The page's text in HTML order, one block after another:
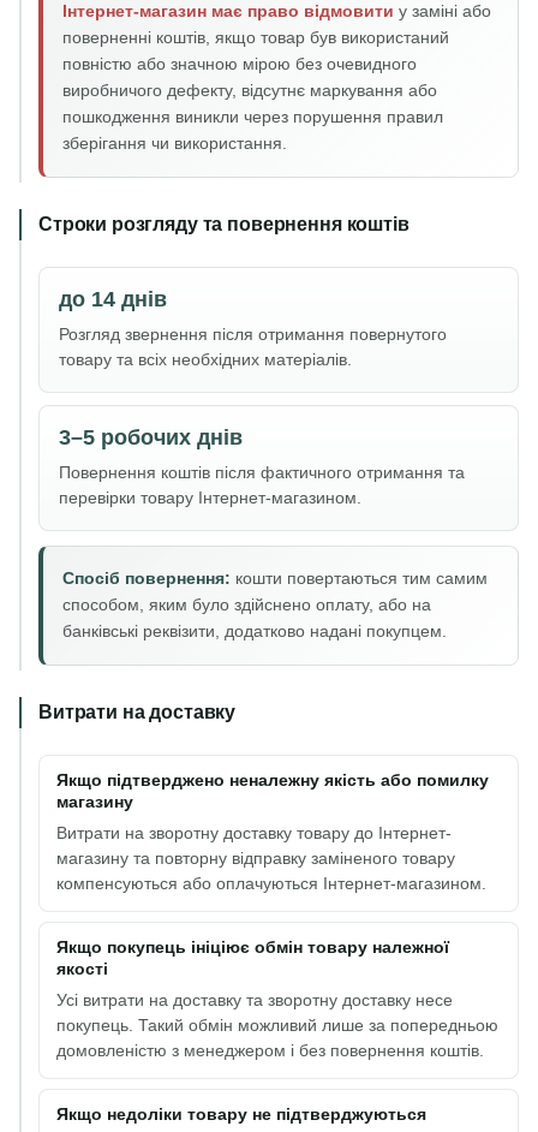
Інтернет-магазин має право відмовити у заміні або
поверненні коштів, якщо товар був використаний
повністю або значною мірою без очевидного
виробничого дефекту, відсутнє маркування або
пошкодження виникли через порушення правил
зберігання чи використання.
Строки розгляду та повернення коштів
до 14 днів
Розгляд звернення після отримання повернутого
товару та всіх необхідних матеріалів.
3–5 робочих днів
Повернення коштів після фактичного отримання та
перевірки товару Інтернет-магазином.
Спосіб повернення: кошти повертаються тим самим
способом, яким було здійснено оплату, або на
банківські реквізити, додатково надані покупцем.
Витрати на доставку
Якщо підтверджено неналежну якість або помилку
магазину
Витрати на зворотну доставку товару до Інтернет-
магазину та повторну відправку заміненого товару
компенсуються або оплачуються Інтернет-магазином.
Якщо покупець ініціює обмін товару належної
якості
Усі витрати на доставку та зворотну доставку несе
покупець. Такий обмін можливий лише за попередньою
домовленістю з менеджером і без повернення коштів.
Якщо недоліки товару не підтверджуються